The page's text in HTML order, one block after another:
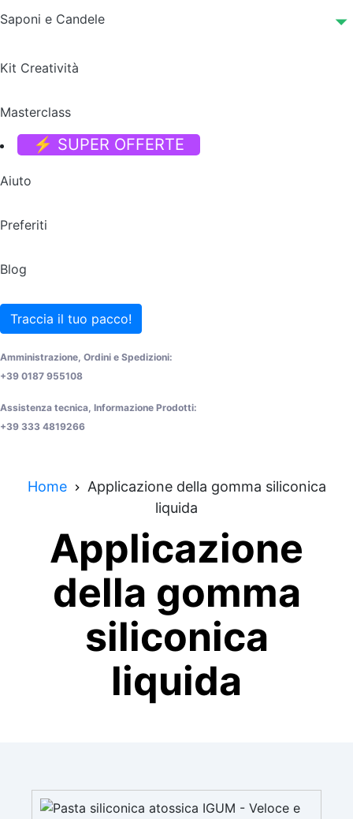
Saponi e Candele
Kit Creatività
Masterclass
⚡ SUPER OFFERTE
Aiuto
Preferiti
Blog
Traccia il tuo pacco!
Amministrazione, Ordini e Spedizioni:
+39 0187 955108
Assistenza tecnica, Informazione Prodotti:
+39 333 4819266
Home
Applicazione della gomma siliconica
liquida
Applicazione
della gomma
siliconica
liquida